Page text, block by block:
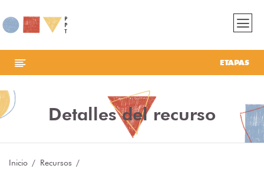
ETAPAS
Detalles del recurso
Inicio
Recursos